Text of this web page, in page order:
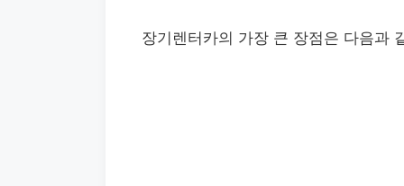
장기렌터카의 가장 큰 장점은 다음과